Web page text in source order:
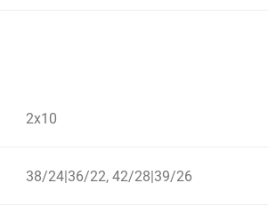
2x10
38/24|36/22, 42/28|39/26